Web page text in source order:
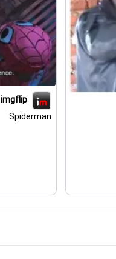
imgflip
Spiderman